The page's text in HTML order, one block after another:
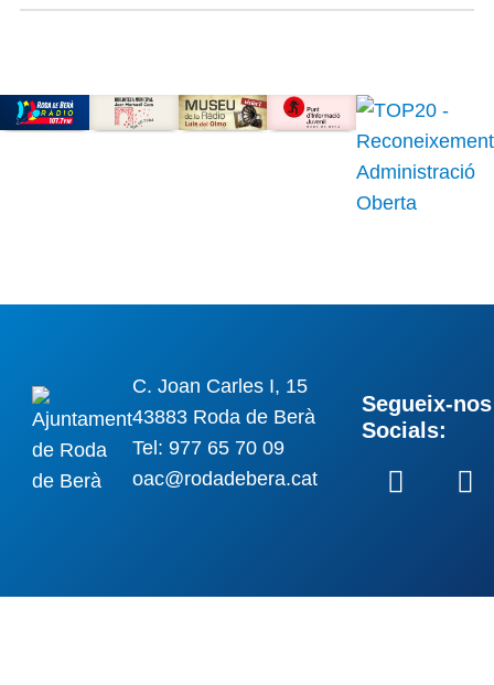
C. Joan Carles I, 15
43883 Roda de Berà
Tel: 977 65 70 09
oac@rodadebera.cat
Segueix-
Socials: